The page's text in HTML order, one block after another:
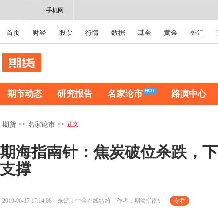
手机网
首页 财经 股票 行情 数据 基金 黄金 外汇
期市动态 研究报告 名家论市 路演中心
期货 >> 名家论市 >> 正文
期海指南针：焦炭破位杀跌，
支撑
2019-06-17 17:14:08 来源：中金在线特约 作者：期海指南针 专栏